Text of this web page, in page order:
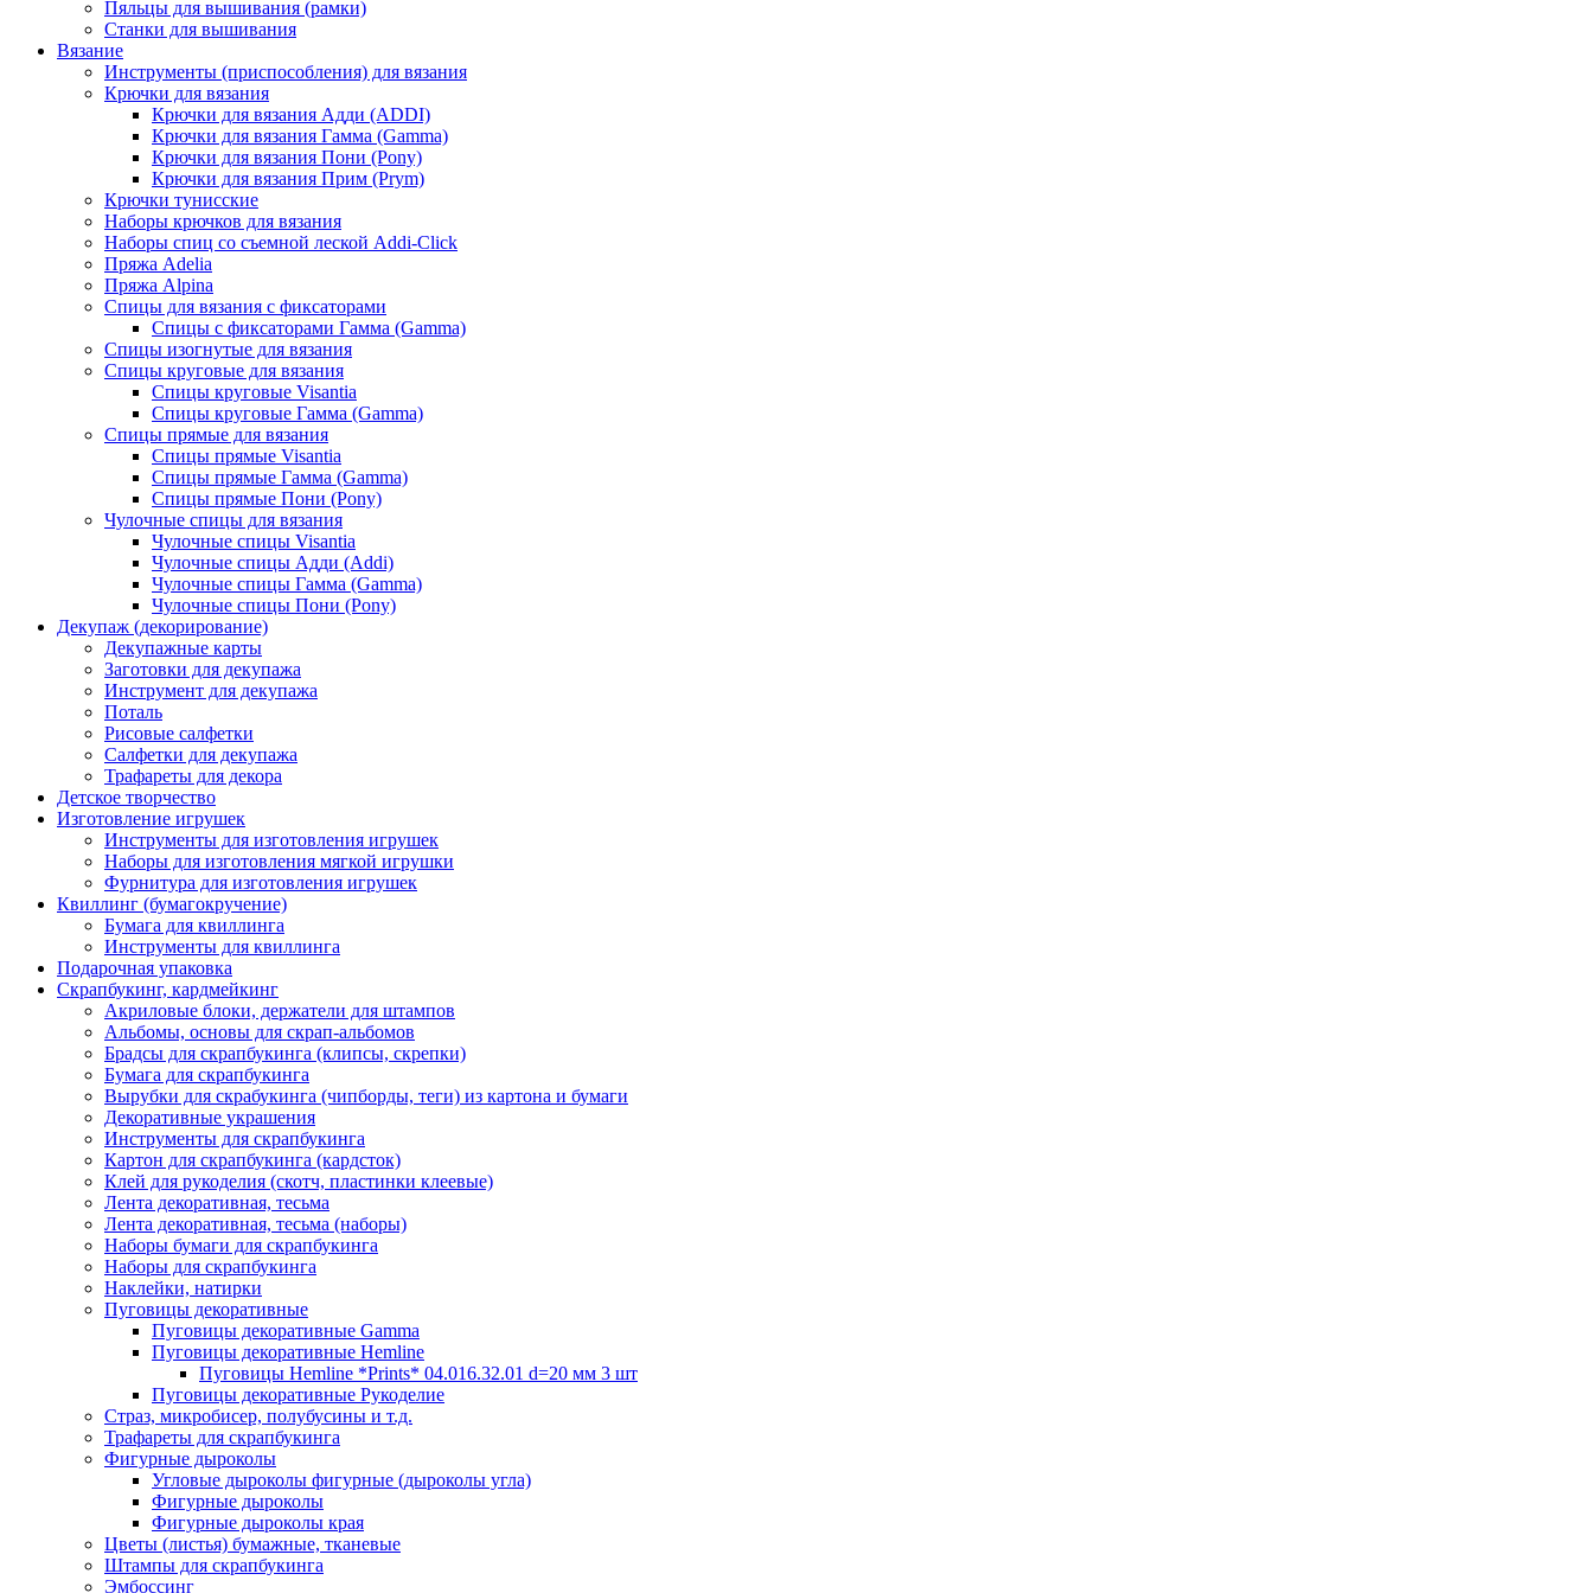
Пяльцы для вышивания (рамки)
Станки для вышивания
Вязание
Инструменты (приспособления) для вязания
Крючки для вязания
Крючки для вязания Адди (ADDI)
Крючки для вязания Гамма (Gamma)
Крючки для вязания Пони (Pony)
Крючки для вязания Прим (Prym)
Крючки тунисские
Наборы крючков для вязания
Наборы спиц со съемной леской Addi-Click
Пряжа Adelia
Пряжа Alpina
Спицы для вязания с фиксаторами
Спицы с фиксаторами Гамма (Gamma)
Спицы изогнутые для вязания
Спицы круговые для вязания
Спицы круговые Visantia
Спицы круговые Гамма (Gamma)
Спицы прямые для вязания
Спицы прямые Visantia
Спицы прямые Гамма (Gamma)
Спицы прямые Пони (Pony)
Чулочные спицы для вязания
Чулочные спицы Visantia
Чулочные спицы Адди (Addi)
Чулочные спицы Гамма (Gamma)
Чулочные спицы Пони (Pony)
Декупаж (декорирование)
Декупажные карты
Заготовки для декупажа
Инструмент для декупажа
Поталь
Рисовые салфетки
Салфетки для декупажа
Трафареты для декора
Детское творчество
Изготовление игрушек
Инструменты для изготовления игрушек
Наборы для изготовления мягкой игрушки
Фурнитура для изготовления игрушек
Квиллинг (бумагокручение)
Бумага для квиллинга
Инструменты для квиллинга
Подарочная упаковка
Скрапбукинг, кардмейкинг
Акриловые блоки, держатели для штампов
Альбомы, основы для скрап-альбомов
Брадсы для скрапбукинга (клипсы, скрепки)
Бумага для скрапбукинга
Вырубки для скрабукинга (чипборды, теги) из картона и бумаги
Декоративные украшения
Инструменты для скрапбукинга
Картон для скрапбукинга (кардсток)
Клей для рукоделия (скотч, пластинки клеевые)
Лента декоративная, тесьма
Лента декоративная, тесьма (наборы)
Наборы бумаги для скрапбукинга
Наборы для скрапбукинга
Наклейки, натирки
Пуговицы декоративные
Пуговицы декоративные Gamma
Пуговицы декоративные Hemline
Пуговицы Hemline *Prints* 04.016.32.01 d=20 мм 3 шт
Пуговицы декоративные Рукоделие
Страз, микробисер, полубусины и т.д.
Трафареты для скрапбукинга
Фигурные дыроколы
Угловые дыроколы фигурные (дыроколы угла)
Фигурные дыроколы
Фигурные дыроколы края
Цветы (листья) бумажные, тканевые
Штампы для скрапбукинга
Эмбоссинг